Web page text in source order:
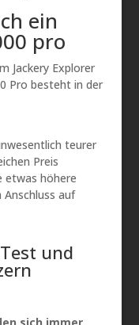
ein
pro
Jackery Explorer
Pro besteht in der
teurer
Preis
etwas höhere
auf
und